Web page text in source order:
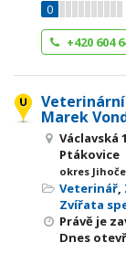
0
+420 604
Marek
Václavská
Ptákovice
okres
Veterinář,
Zvířata
Právě je
Dnes